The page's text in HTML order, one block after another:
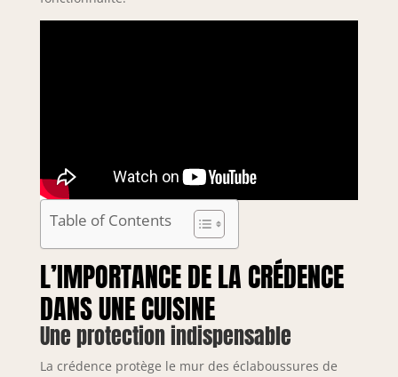
Table of Contents
L’IMPORTANCE DE LA CRÉDENCE
DANS UNE CUISINE
Une protection indispensable
La crédence protège le mur des éclaboussures de